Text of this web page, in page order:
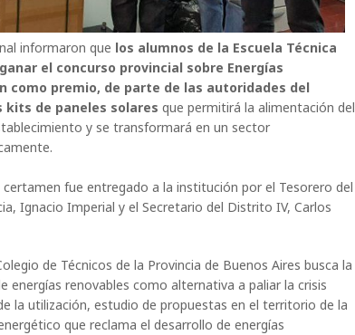
informaron que los alumnos de la Escuela Técnica
el concurso provincial sobre Energías
como premio, de parte de las autoridades del
kits de paneles solares que permitirá la alimentación del
y se transformará en un sector
fue entregado a la institución por el Tesorero del
Ignacio Imperial y el Secretario del Distrito IV, Carlos
de Técnicos de la Provincia de Buenos Aires busca la
energías renovables como alternativa a paliar la crisis
la utilización, estudio de propuestas en el territorio de la
que reclama el desarrollo de energías